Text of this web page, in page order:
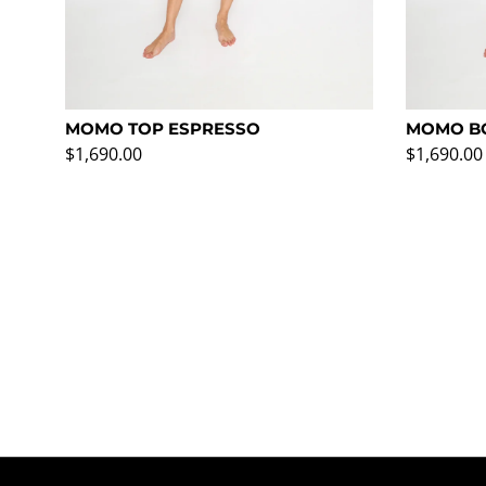
MOMO TOP ESPRESSO
Precio normal
$1,690.00
MOMO
Precio
$1,690.00